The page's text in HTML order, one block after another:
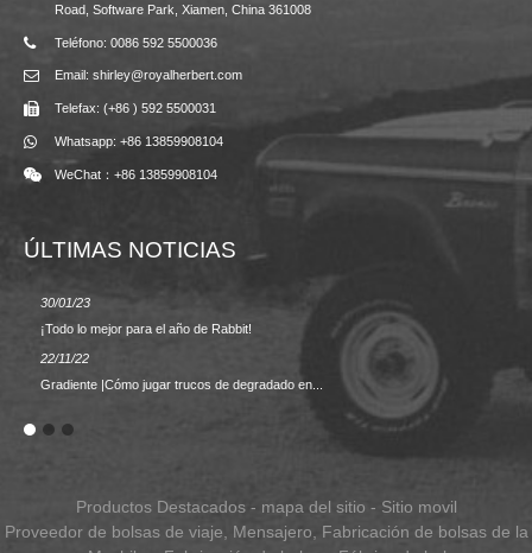
Road, Software Park, Xiamen, China 361008
Teléfono: 0086 592 5500036
Email: shirley@royalherbert.com
Telefax: (+86 ) 592 5500031
Whatsapp: +86 13859908104
WeChat：+86 13859908104
ÚLTIMAS NOTICIAS
30/01/23
¡Todo lo mejor para el año de Rabbit!
22/11/22
Gradiente |Cómo jugar trucos de degradado en...
Productos Destacados- mapa del sitio - Sitio movil
Proveedor de bolsas de viaje
Mensajero
Fabricación de bolsas de la